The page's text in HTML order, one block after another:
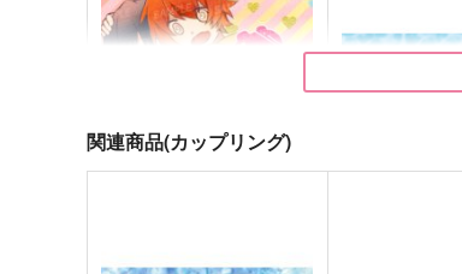
関連商品(カップリング)